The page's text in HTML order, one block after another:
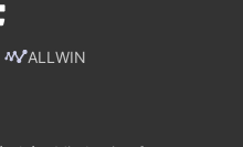
ALLWIN